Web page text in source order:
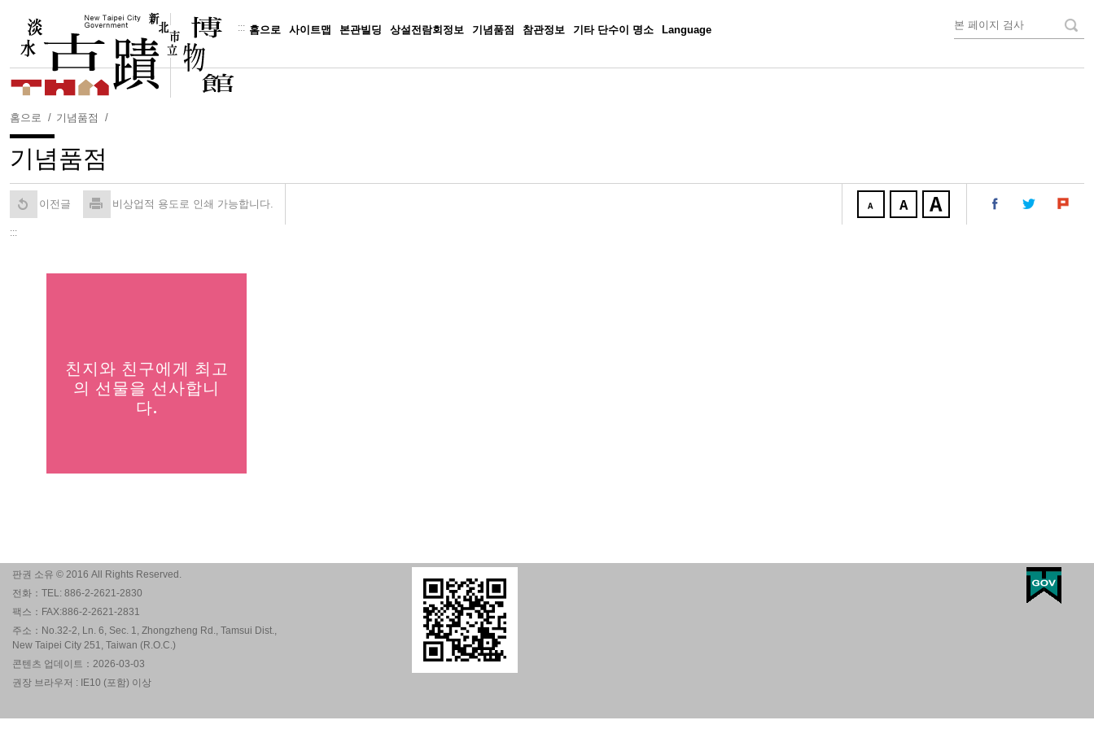
::: 홈으로 사이트맵 본관빌딩 상설전람회정보 기념품점 참관정보 기타 단수이 명소 Language
홈으로 기념품점
기념품점
이전글 비상업적 용도로 인쇄 가능합니다.
:::
친지와 친구에게 최고
의 선물을 선사합니
다.
판권 소유 © 2016 All Rights Reserved.
전화：TEL: 886-2-2621-2830
팩스：FAX:886-2-2621-2831
주소：No.32-2, Ln. 6, Sec. 1, Zhongzheng Rd., Tamsui Dist.,
New Taipei City 251, Taiwan (R.O.C.)
콘텐츠 업데이트：2026-03-03
권장 브라우저 : IE10 (포함) 이상